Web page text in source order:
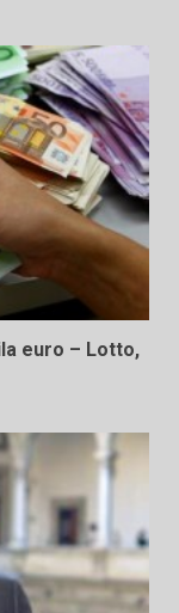
euro – Lotto,